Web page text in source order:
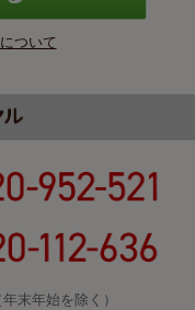
ついて
末年始を除く）